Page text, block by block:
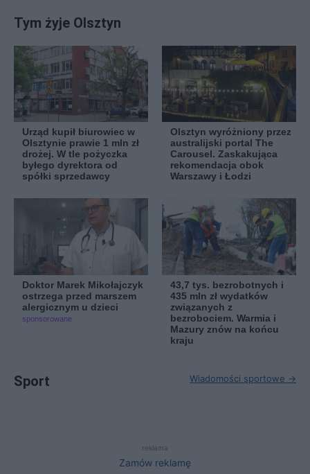
Tym żyje Olsztyn
Urząd kupił biurowiec w
Olsztynie prawie 1 mln zł
drożej. W tle pożyczka
byłego dyrektora od
spółki sprzedawcy
Olsztyn wyróżniony przez
australijski portal The
Carousel. Zaskakująca
rekomendacja obok
Warszawy i Łodzi
Doktor Marek Mikołajczyk
ostrzega przed marszem
alergicznym u dzieci
sponsorowane
43,7 tys. bezrobotnych i
435 mln zł wydatków
związanych z
bezrobociem. Warmia i
Mazury znów na końcu
kraju
Sport Wiadomości sportowe →
reklama
Zamów reklamę